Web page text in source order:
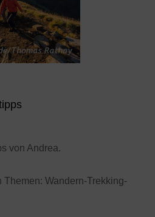
von Andrea.
Themen: Wandern-Trekking-